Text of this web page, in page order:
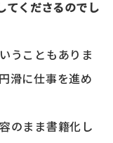
てくださるのでし
うこともありま
滑に仕事を進め
のまま書籍化し